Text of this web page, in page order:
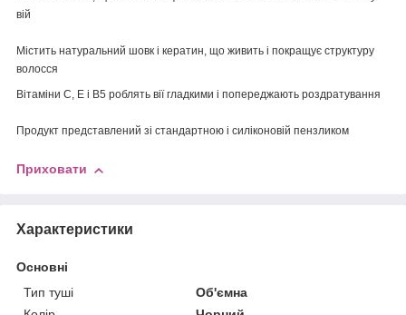
вій
Містить натуральний шовк і кератин, що живить і покращує структуру
волосся
Вітаміни С, Е і В5 роблять вії гладкими і попереджають роздратування
Продукт представлений зі стандартною і силіконовій пензликом
Приховати
Характеристики
Основні
Тип туші
Об'ємна